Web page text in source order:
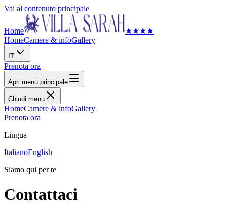
Vai al contenuto principale
Home ★★★★
HomeCamere & infoGallery
IT
Prenota ora
Apri menu principale
Chiudi menu
HomeCamere & infoGallery
Prenota ora
Lingua
ItalianoEnglish
Siamo qui per te
Contattaci